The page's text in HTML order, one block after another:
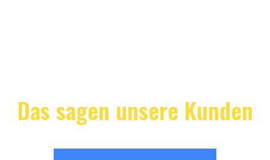
Das sagen unsere Kunden